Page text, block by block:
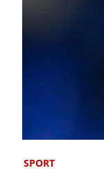
SPORT